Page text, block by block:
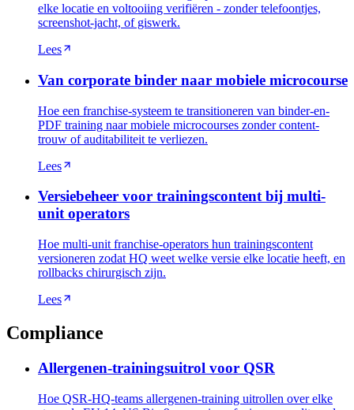
elke locatie en voltooiing verifiëren - zonder telefoontjes,
screenshot-jacht, of giswerk.
Lees
Van corporate binder naar mobiele microcourse
Hoe een franchise-systeem te transitioneren van binder-en-
PDF training naar mobiele microcourses zonder content-
trouw of auditabiliteit te verliezen.
Lees
Versiebeheer voor trainingscontent bij multi-
unit operators
Hoe multi-unit franchise-operators hun trainingscontent
versioneren zodat HQ weet welke versie elke locatie heeft, en
rollbacks chirurgisch zijn.
Lees
Compliance
Allergenen-trainingsuitrol voor QSR
Hoe QSR-HQ-teams allergenen-training uitrollen over elke